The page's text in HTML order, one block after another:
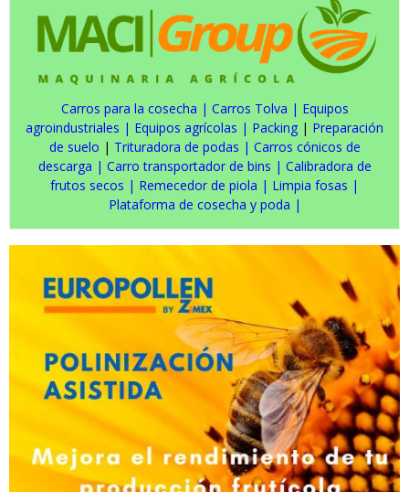
Carros para la cosecha | Carros Tolva | Equipos
agroindustriales | Equipos agrícolas | Packing | Preparación
de suelo | Trituradora de podas | Carros cónicos de
descarga | Carro transportador de bins | Calibradora de
frutos secos | Remecedor de piola | Limpia fosas |
Plataforma de cosecha y poda |